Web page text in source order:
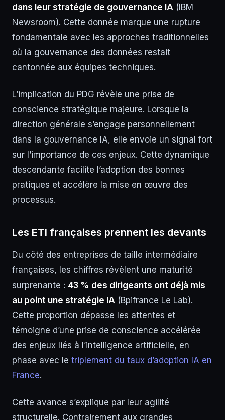
dans leur stratégie de gouvernance IA (IBM
Newsroom). Cette donnée marque une rupture
fondamentale avec les approches traditionnelles
où la gouvernance des données restait
cantonnée aux équipes techniques.
L’implication du PDG révèle une prise de
conscience stratégique majeure. Lorsque la
direction générale s’engage personnellement
dans la gouvernance IA, elle envoie un signal fort
sur l’importance de ces enjeux. Cette dynamique
descendante facilite l’adoption des bonnes
pratiques et accélère la mise en œuvre des
processus.
Les ETI françaises prennent les devants
Du côté des entreprises de taille intermédiaire
françaises, les chiffres révèlent une maturité
surprenante : 43 % des dirigeants ont déjà mis
au point une stratégie IA (Bpifrance Le Lab).
Cette proportion dépasse les attentes et
témoigne d’une prise de conscience accélérée
des enjeux liés à l’intelligence artificielle, en
phase avec le triplement du taux d’adoption IA en
France.
Cette avance s’explique par leur agilité
structurelle. Contrairement aux grandes